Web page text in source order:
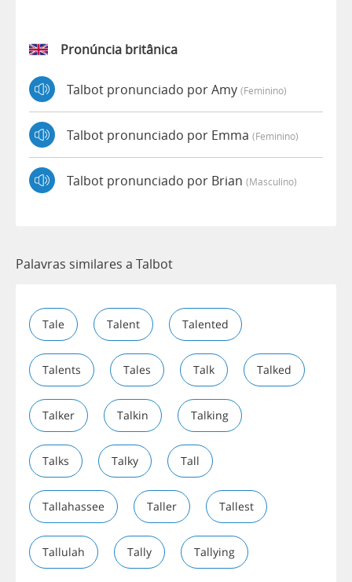
Pronúncia britânica
Talbot pronunciado por Amy (feminino)
Talbot pronunciado por Emma (feminino)
Talbot pronunciado por Brian (masculino)
Palavras similares a Talbot
Tale Talent Talented
Talents Tales Talk Talked
Talker Talkin Talking
Talks Talky Tall
Tallahassee Taller Tallest
Tallulah Tally Tallying